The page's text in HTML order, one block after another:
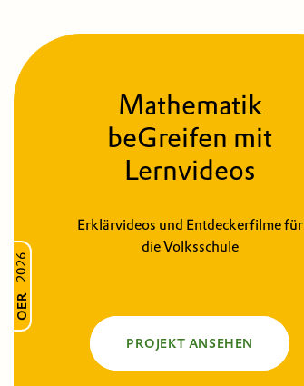
OER
2026
Mathematik
beGreifen mit
Lernvideos
Erklärvideos und Entdeckerfilme für
die Volksschule
PROJEKT ANSEHEN